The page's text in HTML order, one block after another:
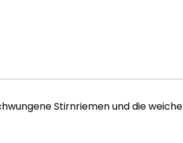
Stirnriemen und die weiche